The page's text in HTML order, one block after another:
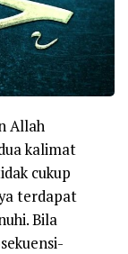
Allah
kalimat
cukup
terdapat
Bila